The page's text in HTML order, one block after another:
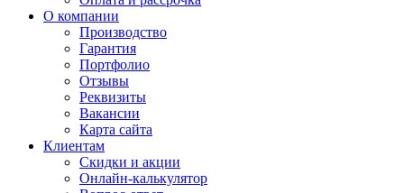
О компании
Производство
Гарантия
Портфолио
Отзывы
Реквизиты
Вакансии
Карта сайта
Клиентам
Скидки и акции
Онлайн-калькулятор